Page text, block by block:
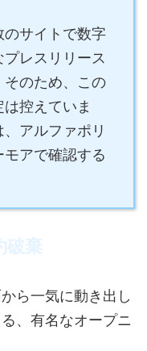
のサイトで数字
レスリリース
そのため、この
控えていま
アルファポリ
アで確認する
破棄
ら一気に動き出し
、有名なオープニ